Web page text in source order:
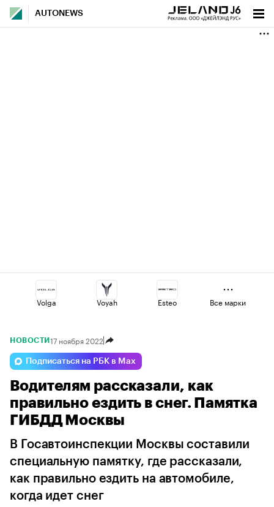
AUTONEWS
Volga Voyah Esteo
Changan Haval
Jaecoo Omoda Geely
Все марки
НОВОСТИ 17 ноября 2022
Подписаться на РБК в Max
Водителям рассказали, как
правильно ездить в снег. Памятка
ГИБДД Москвы
В Госавтоинспекции Москвы составили
специальную памятку, где рассказали,
как правильно ездить на автомобиле,
когда идет снег